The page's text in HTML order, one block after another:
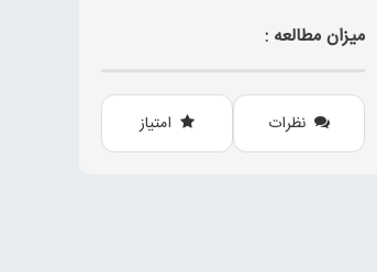
میزان مطالعه :
نظرات امتیاز